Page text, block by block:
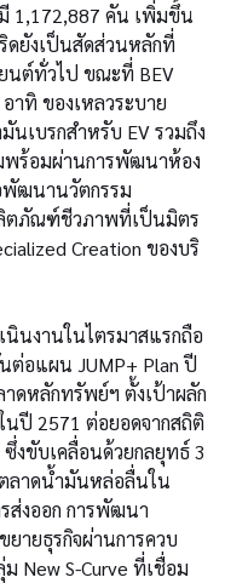
1,172,887 คัน เพิ่มขึ้น
ดยังเป็นสัดส่วนหลักที่
นต์ทั่วไป ขณะที่ BEV
าทิ ของเหลวระบาย
เบรกสำหรับ EV รวมถึง
พร้อมผ่านการพัฒนาห้อง
พัฒนานวัตกรรม
ตภัณฑ์ชีวภาพที่เป็นมิตร
Creation ของบริ
นินงานในไตรมาสแรกถือ
ต่อแผน JUMP+ Plan ปี
าดหลักทรัพย์ฯ ตั้งเป้าผลัก
ปี 2571 ต่อยอดจากสถิติ
งขับเคลื่อนด้วยกลยุทธ์ 3
ลาดน้ำมันหล่อลื่นใน
ส่งออก การพัฒนา
ายธุรกิจผ่านการควบ
New S-Curve ที่เชื่อม